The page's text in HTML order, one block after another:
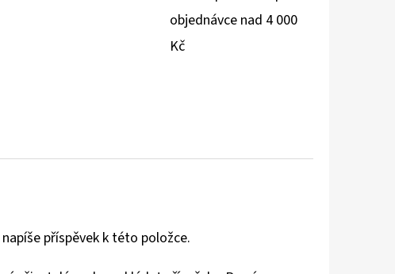
objednávce nad 4 000
Kč
příspěvek k této položce.